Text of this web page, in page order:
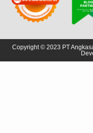
Copyright © 2023 PT